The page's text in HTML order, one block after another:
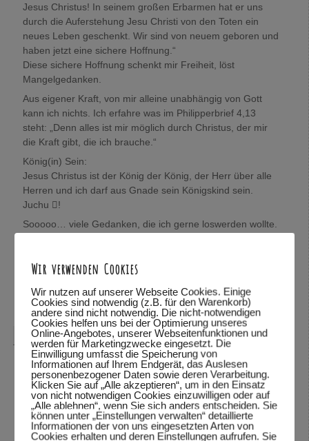
Jesus Christus! In seinem großen Erbarmen hat er uns
durch die Auferstehung Jesu Christi von den Toten ein
neues Leben geschenkt. Wir sind von neuem geboren und
haben jetzt eine sichere Hoffnung.“
Diese sichere Hoffnung schenkt mir Freiheit, löst
Mangelgedanken.
Aus eigener Kraft, von mir alleine unabhängig von Gott
kann ich nichts. Ich erfahre was im Philipperbrief 4,13
steht: „Denn alles ist mir möglich durch Christus, der mir
die Kraft gibt, die ich brauche.“
König(in) Sein:
Jesus Christus ist der König der König, der Herr über alle
Herren und ich darf aus Gnade sein Königskind sein.
Juchu !
Sooooo… viele Gedanken, die ich gerne loswerden wollte.
In Verbundenheit,
Mira
Antworten↓
Wolfgang Dodelsagte am28.10.2015 um 22:08 :
Hallo Mira,
vielen Dank für das mitteilen deiner Gedanken. Schön,
dass du so viele Bibelstellen zitieren kannst und mit uns
teilst.
Was ich über deine Gedanken denke? Ich habe deine
Wir verwenden Cookies
Wir nutzen auf unserer Webseite Cookies. Einige
Cookies sind notwendig (z.B. für den Warenkorb)
andere sind nicht notwendig. Die nicht-notwendigen
Cookies helfen uns bei der Optimierung unseres
Online-Angebotes, unserer Webseitenfunktionen und
werden für Marketingzwecke eingesetzt. Die
Einwilligung umfasst die Speicherung von
Informationen auf Ihrem Endgerät, das Auslesen
personenbezogener Daten sowie deren Verarbeitung.
Klicken Sie auf „Alle akzeptieren“, um in den Einsatz
von nicht notwendigen Cookies einzuwilligen oder auf
„Alle ablehnen“, wenn Sie sich anders entscheiden. Sie
können unter „Einstellungen verwalten“ detaillierte
Informationen der von uns eingesetzten Arten von
Cookies erhalten und deren Einstellungen aufrufen. Sie